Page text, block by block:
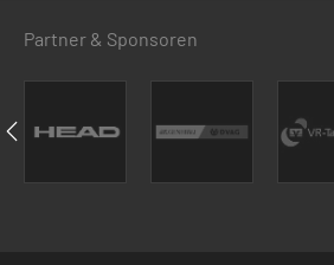
Partner & Sponsoren